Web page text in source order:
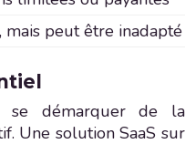
mais peut être inadapté
se démarquer de la
Une solution SaaS sur